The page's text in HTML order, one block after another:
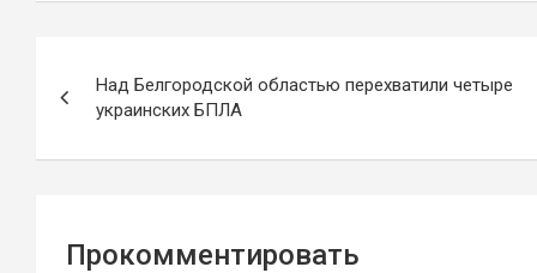
по
записям
Над Белгородской областью перехватили четыре
украинских БПЛА
Прокомментировать